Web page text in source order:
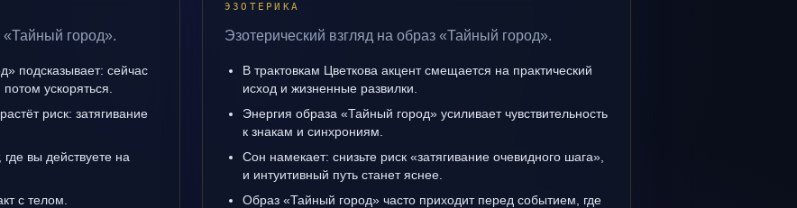
«Тайный город».
подсказывает: сейчас
ускоряться.
риск: затягивание
вы действуете на
с телом.
ЭЗОТЕРИКА
Эзотерический взгляд на образ «Тайный город».
В трактовкам Цветкова акцент смещается на практический
исход и жизненные развилки.
Энергия образа «Тайный город» усиливает чувствительность
к знакам и синхрониям.
Сон намекает: снизьте риск «затягивание очевидного шага»,
и интуитивный путь станет яснее.
Образ «Тайный город» часто приходит перед событием, где